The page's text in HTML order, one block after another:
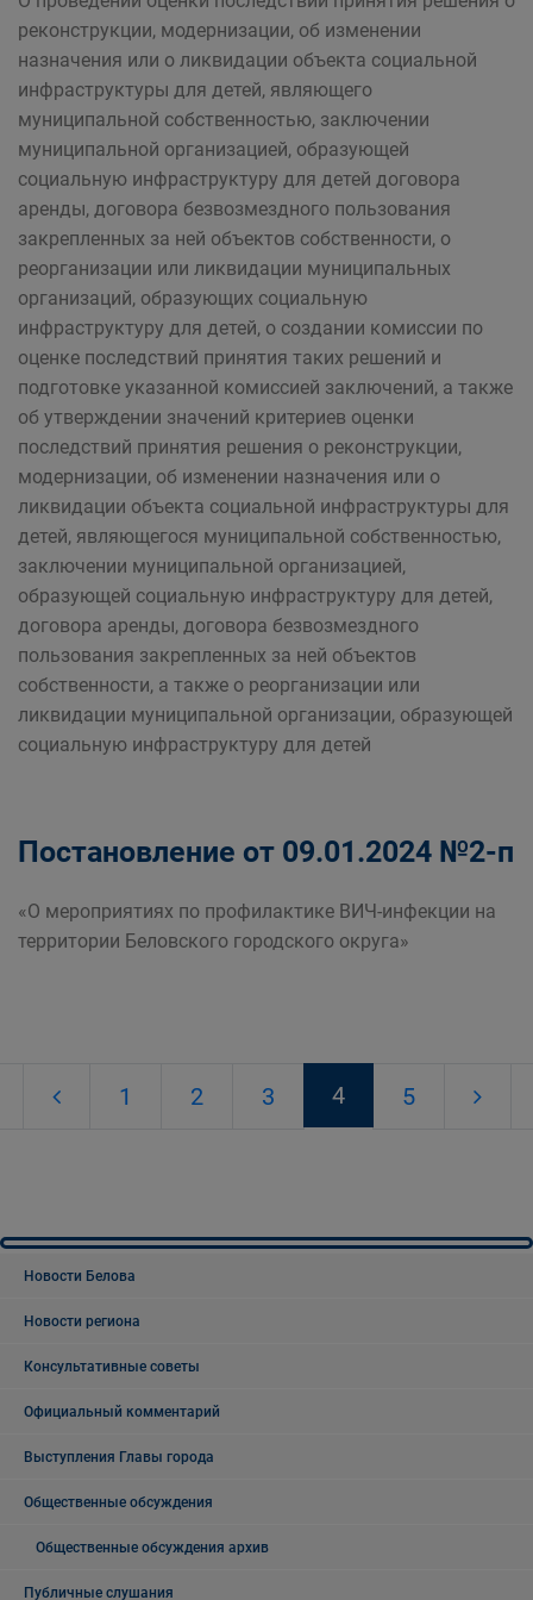
реконструкции, модернизации, об изменении
назначения или о ликвидации объекта социальной
инфраструктуры для детей, являющего
муниципальной собственностью, заключении
муниципальной организацией, образующей
социальную инфраструктуру для детей договора
аренды, договора безвозмездного пользования
закрепленных за ней объектов собственности, о
реорганизации или ликвидации муниципальных
организаций, образующих социальную
инфраструктуру для детей, о создании комиссии по
оценке последствий принятия таких решений и
подготовке указанной комиссией заключений, а также
об утверждении значений критериев оценки
последствий принятия решения о реконструкции,
модернизации, об изменении назначения или о
ликвидации объекта социальной инфраструктуры для
детей, являющегося муниципальной собственностью,
заключении муниципальной организацией,
образующей социальную инфраструктуру для детей,
договора аренды, договора безвозмездного
пользования закрепленных за ней объектов
собственности, а также о реорганизации или
ликвидации муниципальной организации, образующей
социальную инфраструктуру для детей
Постановление от 09.01.2024 №2-п
«О мероприятиях по профилактике ВИЧ-инфекции на
территории Беловского городского округа»
1 2 3 4 5
Новости Белова
Новости региона
Консультативные советы
Официальный комментарий
Выступления Главы города
Общественные обсуждения
Общественные обсуждения архив
Публичные слушания